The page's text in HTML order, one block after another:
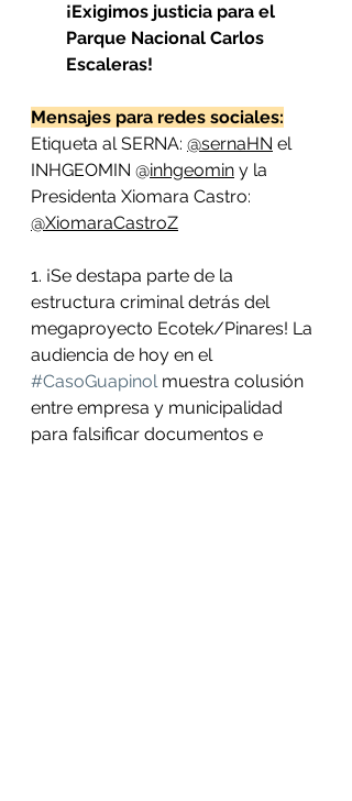
¡Exigimos justicia para el
Parque Nacional Carlos
Escaleras!
Mensajes para redes sociales:
Etiqueta al SERNA: @sernaHN el
INHGEOMIN @inhgeomin y la
Presidenta Xiomara Castro:
@XiomaraCastroZ
1. ¡Se destapa parte de la
estructura criminal detrás del
megaproyecto Ecotek/Pinares! La
audiencia de hoy en el
#CasoGuapinol muestra colusión
entre empresa y municipalidad
para falsificar documentos e